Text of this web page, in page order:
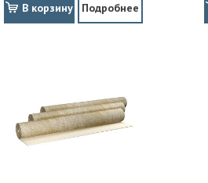
В корзину Подробнее